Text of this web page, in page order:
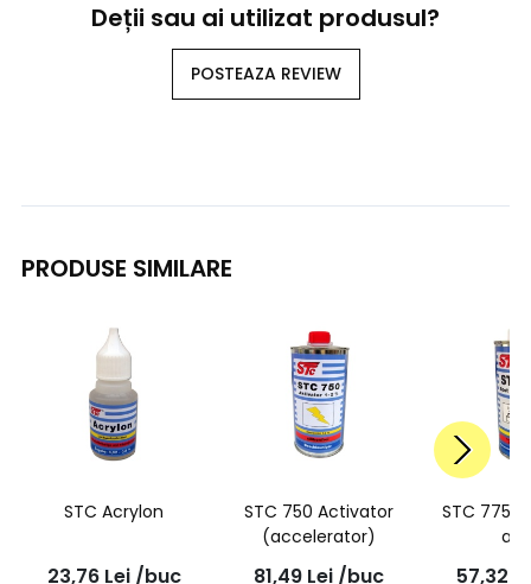
Deții sau ai utilizat produsul?
POSTEAZA REVIEW
PRODUSE SIMILARE
STC Acrylon
23,76 Lei /buc
STC 750 Activator
(accelerator)
81,49 Lei /buc
STC 775
57,32